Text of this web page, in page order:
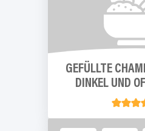
GEFÜLLTE
DINKEL UND